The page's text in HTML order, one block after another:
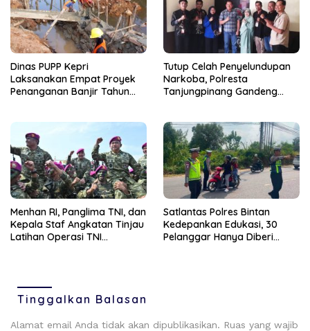
Dinas PUPP Kepri
Laksanakan Empat Proyek
Penanganan Banjir Tahun
Tutup Celah Penyelundupan
Narkoba, Polresta
Tanjungpinang Gandeng
Menhan RI, Panglima TNI, dan
Kepala Staf Angkatan Tinjau
Latihan Operasi TNI
Satlantas Polres Bintan
Kedepankan Edukasi, 30
Pelanggar Hanya Diberi
Tinggalkan Balasan
Alamat email Anda tidak akan dipublikasikan. Ruas yang wajib